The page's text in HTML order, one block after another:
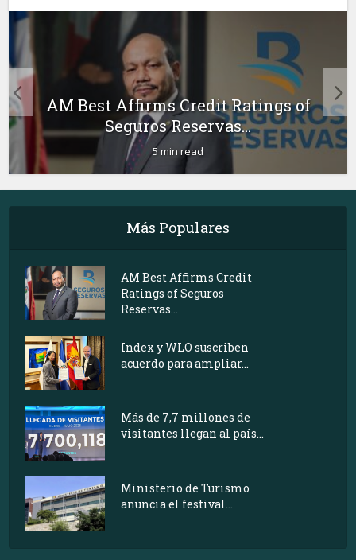
AM Best Affirms Credit Ratings of
Seguros Reservas...
5 min read
Más Populares
AM Best Affirms Credit
Ratings of Seguros
Reservas...
Index y WLO suscriben
acuerdo para ampliar...
Más de 7,7 millones de
visitantes llegan al país...
Ministerio de Turismo
anuncia el festival...